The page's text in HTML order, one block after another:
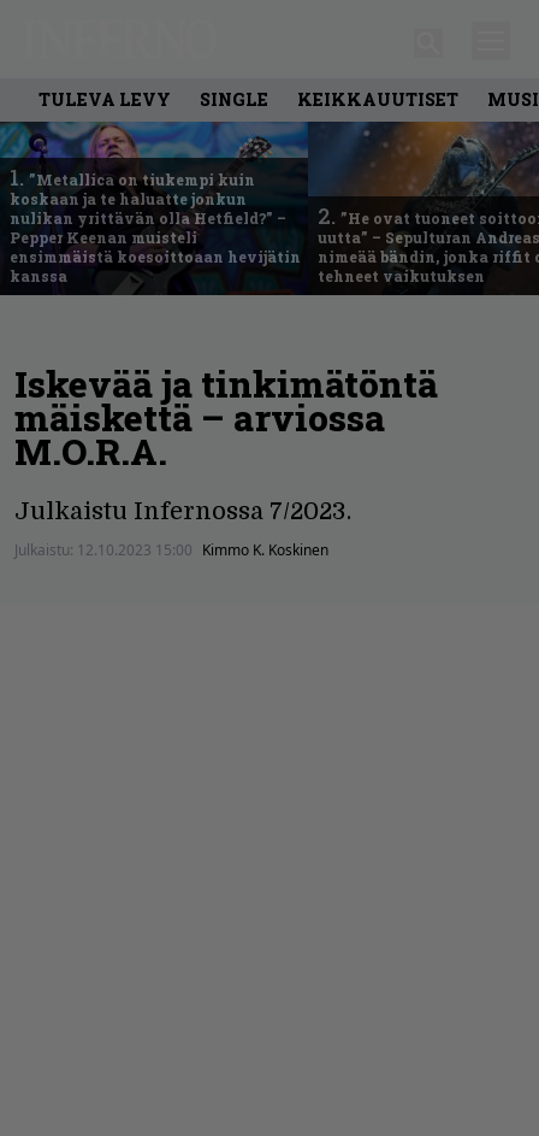
TULEVA LEVY SINGLE KEIKKAUUTISET
1. ”Metallica on tiukempi kuin
koskaan ja te haluatte jonkun
nulikan yrittävän olla Hetfield?” –
Pepper Keenan muisteli
ensimmäistä koesoittoaan hevijätin
kanssa
2. ”He ovat tuoneet
uutta” – Sepulturan
nimeää bändin, jonka riffit
tehneet vaikutuksen
Iskevää ja tinkimätöntä
mäiskettä – arviossa
M.O.R.A.
Julkaistu Infernossa 7/2023.
Julkaistu: 12.10.2023 15:00 Kimmo K. Koskinen